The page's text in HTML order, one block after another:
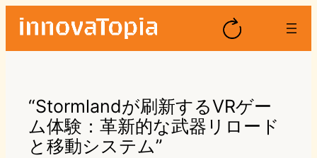
“Stormlandが刷新するVRゲー
ム体験：革新的な武器リロード
と移動システム”